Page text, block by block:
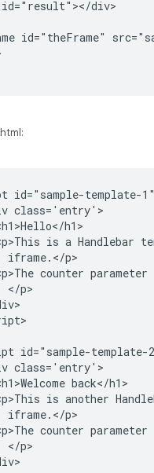
div>
id="theFrame"
id="sample-template-
class='entry'>
h1>
is a Handlebar
iframe.</p>
counter
</p>
id="sample-
class='entry'>
back</h1>
is another
iframe.</p>
counter
</p>